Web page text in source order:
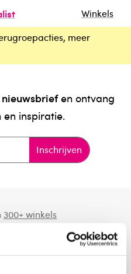
Winkels
meer
nieuwsbriefen ontvang
inspiratie.
Inschrijven
300+ winkels